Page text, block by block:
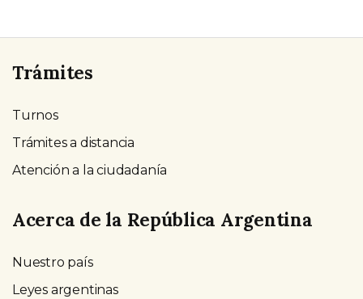
Trámites
Turnos
Trámites a distancia
Atención a la ciudadanía
Acerca de la República Argentina
Nuestro país
Leyes argentinas